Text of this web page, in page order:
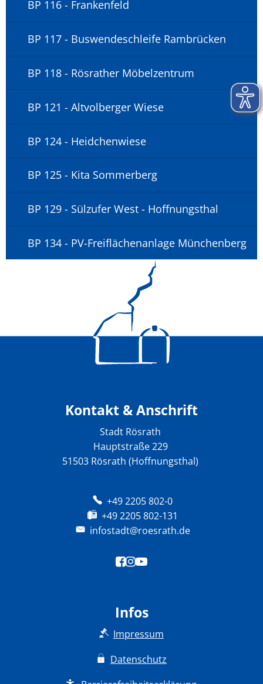
BP 116 - Frankenfeld
BP 117 - Buswendeschleife Rambrücken
BP 118 - Rösrather Möbelzentrum
BP 121 - Altvolberger Wiese
BP 124 - Heidchenwiese
BP 125 - Kita Sommerberg
BP 129 - Sülzufer West - Hoffnungsthal
BP 134 - PV-Freiflächenanlage Münchenberg
Kontakt & Anschrift
Stadt Rösrath
Hauptstraße 229
51503 Rösrath (Hoffnungsthal)
+49 2205 802-0
+49 2205 802-131
infostadt@roesrath.de
Infos
Impressum
Datenschutz